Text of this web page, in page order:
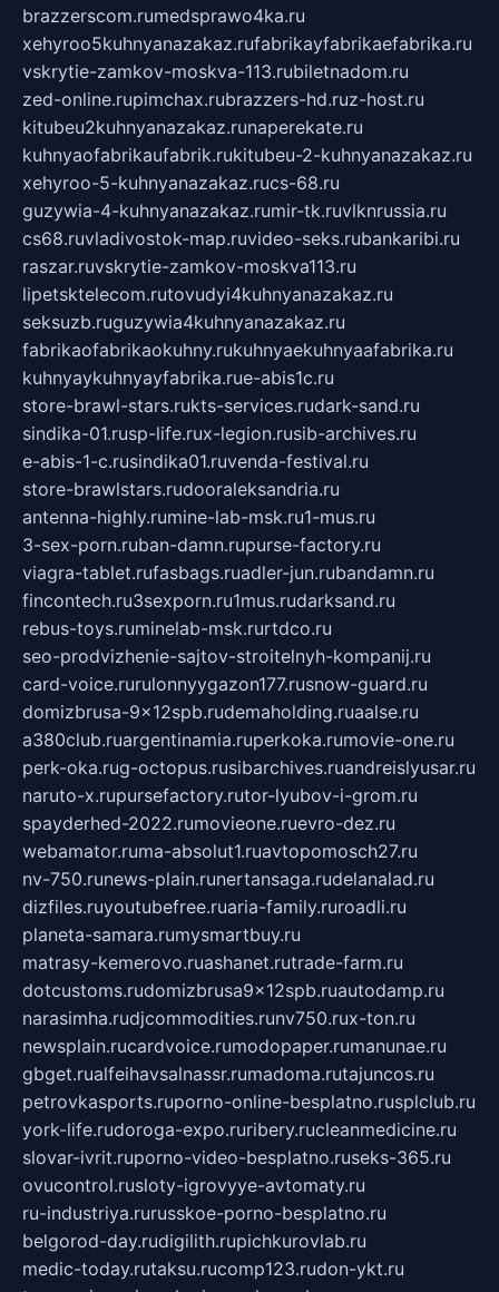
brazzerscom.rumedsprawo4ka.ru
xehyroo5kuhnyanazakaz.rufabrikayfabrikaefabrika.ru
vskrytie-zamkov-moskva-113.rubiletnadom.ru
zed-online.rupimchax.rubrazzers-hd.ruz-host.ru
kitubeu2kuhnyanazakaz.runaperekate.ru
kuhnyaofabrikaufabrik.rukitubeu-2-kuhnyanazakaz.ru
xehyroo-5-kuhnyanazakaz.rucs-68.ru
guzywia-4-kuhnyanazakaz.rumir-tk.ruvlknrussia.ru
cs68.ruvladivostok-map.ruvideo-seks.rubankaribi.ru
raszar.ruvskrytie-zamkov-moskva113.ru
lipetsktelecom.rutovudyi4kuhnyanazakaz.ru
seksuzb.ruguzywia4kuhnyanazakaz.ru
fabrikaofabrikaokuhny.rukuhnyaekuhnyaafabrika.ru
kuhnyaykuhnyayfabrika.rue-abis1c.ru
store-brawl-stars.rukts-services.rudark-sand.ru
sindika-01.rusp-life.rux-legion.rusib-archives.ru
e-abis-1-c.rusindika01.ruvenda-festival.ru
store-brawlstars.rudooraleksandria.ru
antenna-highly.rumine-lab-msk.ru1-mus.ru
3-sex-porn.ruban-damn.rupurse-factory.ru
viagra-tablet.rufasbags.ruadler-jun.rubandamn.ru
fincontech.ru3sexporn.ru1mus.rudarksand.ru
rebus-toys.ruminelab-msk.rurtdco.ru
seo-prodvizhenie-sajtov-stroitelnyh-kompanij.ru
card-voice.rurulonnyygazon177.rusnow-guard.ru
domizbrusa-9x12spb.rudemaholding.ruaalse.ru
a380club.ruargentinamia.ruperkoka.rumovie-one.ru
perk-oka.rug-octopus.rusibarchives.ruandreislyusar.ru
naruto-x.rupursefactory.rutor-lyubov-i-grom.ru
spayderhed-2022.rumovieone.ruevro-dez.ru
webamator.ruma-absolut1.ruavtopomosch27.ru
nv-750.runews-plain.runertansaga.rudelanalad.ru
dizfiles.ruyoutubefree.ruaria-family.ruroadli.ru
planeta-samara.rumysmartbuy.ru
matrasy-kemerovo.ruashanet.rutrade-farm.ru
dotcustoms.rudomizbrusa9x12spb.ruautodamp.ru
narasimha.rudjcommodities.runv750.rux-ton.ru
newsplain.rucardvoice.rumodopaper.rumanunae.ru
gbget.rualfeihavsalnassr.rumadoma.rutajuncos.ru
petrovkasports.ruporno-online-besplatno.rusplclub.ru
york-life.rudoroga-expo.ruribery.rucleanmedicine.ru
slovar-ivrit.ruporno-video-besplatno.ruseks-365.ru
ovucontrol.rusloty-igrovyye-avtomaty.ru
ru-industriya.rurusskoe-porno-besplatno.ru
belgorod-day.rudigilith.rupichkurovlab.ru
medic-today.rutaksu.rucomp123.rudon-ykt.ru